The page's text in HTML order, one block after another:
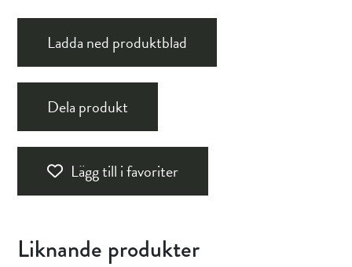
Ladda ned produktblad
Dela produkt
Lägg till i favoriter
Liknande produkter